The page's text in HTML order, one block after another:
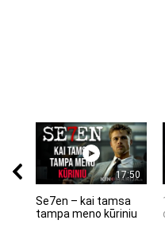
17:50
Se7en – kai tamsa
tampa meno kūriniu